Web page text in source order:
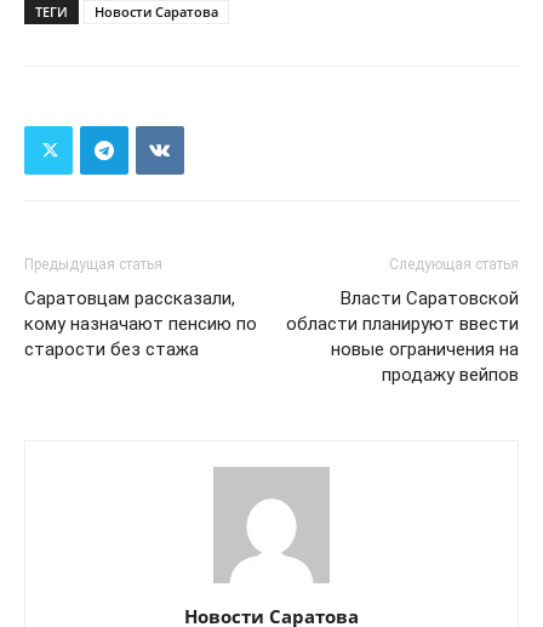
ТЕГИ Новости Саратова
Предыдущая статья
Саратовцам рассказали,
кому назначают пенсию по
старости без стажа
Следующая статья
Власти Саратовской
области планируют ввести
новые ограничения на
продажу вейпов
Новости Саратова